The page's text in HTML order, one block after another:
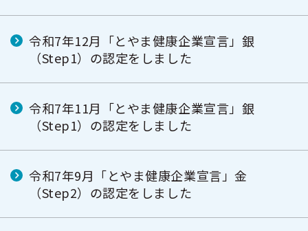
令和7年12月「とやま健康企業宣言」銀
（Step1）の認定をしました
令和7年11月「とやま健康企業宣言」銀
（Step1）の認定をしました
令和7年9月「とやま健康企業宣言」金
（Step2）の認定をしました